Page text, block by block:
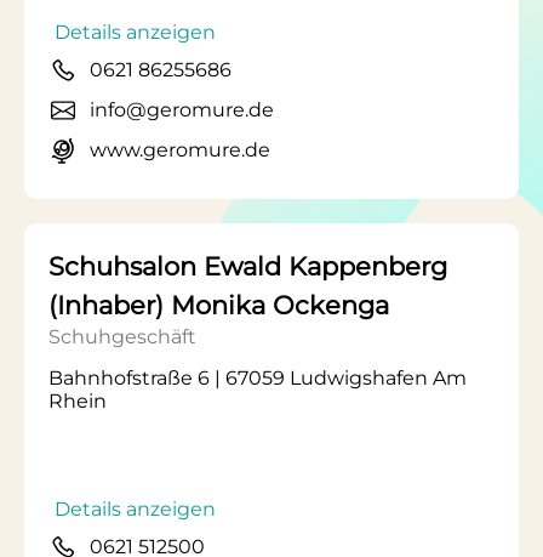
Details anzeigen
0621 86255686
info@geromure.de
www.geromure.de
Schuhsalon Ewald Kappenberg
(Inhaber) Monika Ockenga
Schuhgeschäft
Bahnhofstraße 6 | 67059 Ludwigshafen Am
Rhein
Details anzeigen
0621 512500